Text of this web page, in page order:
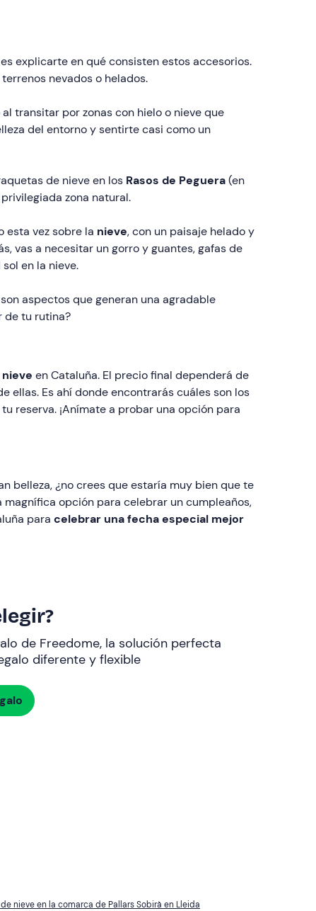
es explicarte en qué consisten estos accesorios.
nevados o helados.
transitar por zonas con hielo o nieve que
del entorno y sentirte casi como un
de nieve en los Rasos de Peguera(en
zona natural.
esta vez sobre la nieve, con un paisaje helado y
vas a necesitar un gorro y guantes, gafas de
en la nieve.
aspectos que generan una agradable
de tu rutina?
en Cataluña. El precio final dependerá de
ellas. Es ahí donde encontrarás cuáles son los
reserva. ¡Anímate a probar una opción para
belleza, ¿no crees que estaría muy bien que te
opción para celebrar un cumpleaños,
para celebrar una fecha especial mejor
de Freedome, la solución perfecta
diferente y flexible
nieve en la comarca de Pallars Sobirà en Lleida